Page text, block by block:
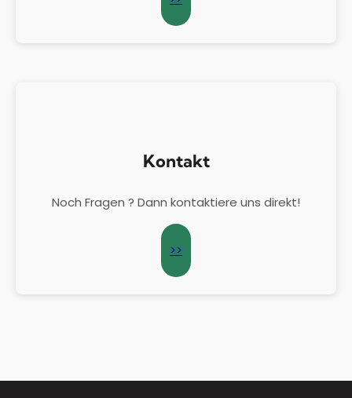
Kontakt
Noch Fragen ? Dann kontaktiere uns direkt!
>>